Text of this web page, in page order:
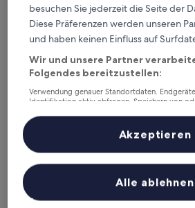
Kostenlose Stornierung
Verdiene Prämien für jede
wahrgenommene
Mehr sparen mit Preisen
Überprüfe die Preise für
besuchen Sie jederzeit die Seite der
Diese Präferenzen werden unseren
und haben keinen Einfluss auf
Wir und unsere Partner
Folgendes bereitzustellen:
Verwendung genauer Standortdaten.
Identifikation aktiv abfragen. Speichern von
Inhalte, Messung von Werbeleistung und der
Zielgruppenforschung sowie Entwicklung und
Liste der Partner (Lieferanten)
Alle ablehnen
Akzeptieren